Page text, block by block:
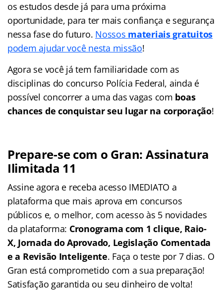
os estudos desde já para uma próxima
oportunidade, para ter mais confiança e segurança
nessa fase do futuro. Nossos materiais gratuitos
podem ajudar você nesta missão!
Agora se você já tem familiaridade com as
disciplinas do concurso Polícia Federal, ainda é
possível concorrer a uma das vagas com boas
chances de conquistar seu lugar na corporação!
Prepare-se com o Gran: Assinatura
Ilimitada 11
Assine agora e receba acesso IMEDIATO a
plataforma que mais aprova em concursos
públicos e, o melhor, com acesso às 5 novidades
da plataforma: Cronograma com 1 clique, Raio-
X, Jornada do Aprovado, Legislação Comentada
e a Revisão Inteligente. Faça o teste por 7 dias. O
Gran está comprometido com a sua preparação!
Satisfação garantida ou seu dinheiro de volta!